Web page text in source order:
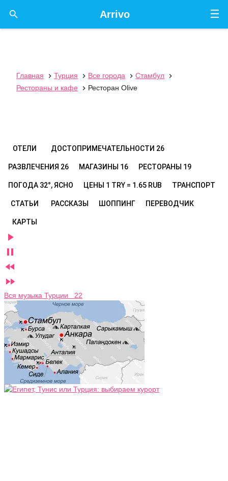
☰
Arrivo

Главная  Турция  Все города  Стамбул

Рестораны и кафе
 Ресторан Olive
ОТЕЛИ ДОСТОПРИМЕЧАТЕЛЬНОСТИ 26
РАЗВЛЕЧЕНИЯ 26 МАГАЗИНЫ 16 РЕСТОРАНЫ 19
ПОГОДА 32°, ЯСНО ЦЕНЫ 1 TRY = 1.65 RUB ТРАНСПОРТ
СТАТЬИ РАССКАЗЫ ШОППИНГ ПЕРЕВОДЧИК
КАРТЫ




Вся музыка Турции 22